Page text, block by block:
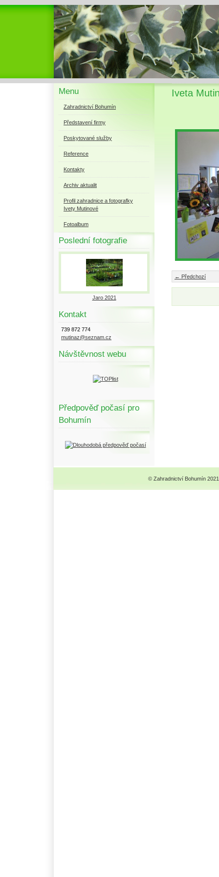
Menu
Zahradnictví Bohumín
Představení firmy
Poskytované služby
Reference
Kontakty
Archiv aktualit
Profil zahradnice a fotografky
Ivety Mutinové
Fotoalbum
Poslední fotografie
Jaro 2021
Kontakt
739 872 774
mutinaz@seznam.cz
Návštěvnost webu
Předpověď počasí pro
Bohumín
Iveta
← Předchozí
© Zahradnictví Bohumín